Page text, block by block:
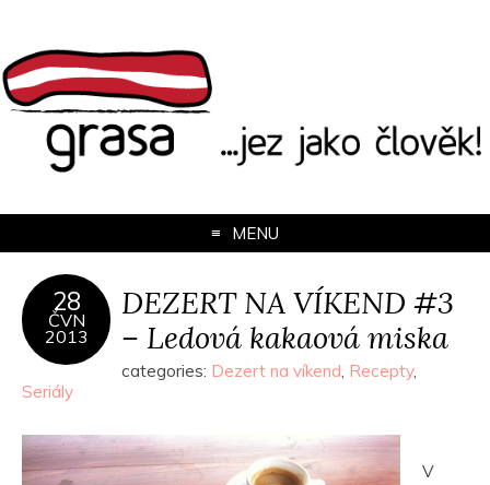
MENU
28
ČVN
2013
DEZERT NA VÍKEND #3
– Ledová kakaová miska
categories: Dezert na víkend, Recepty,
Seriály
V